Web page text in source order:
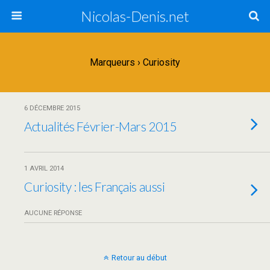
Nicolas-Denis.net
Marqueurs › Curiosity
6 DÉCEMBRE 2015
Actualités Février-Mars 2015
1 AVRIL 2014
Curiosity : les Français aussi
AUCUNE RÉPONSE
Retour au début